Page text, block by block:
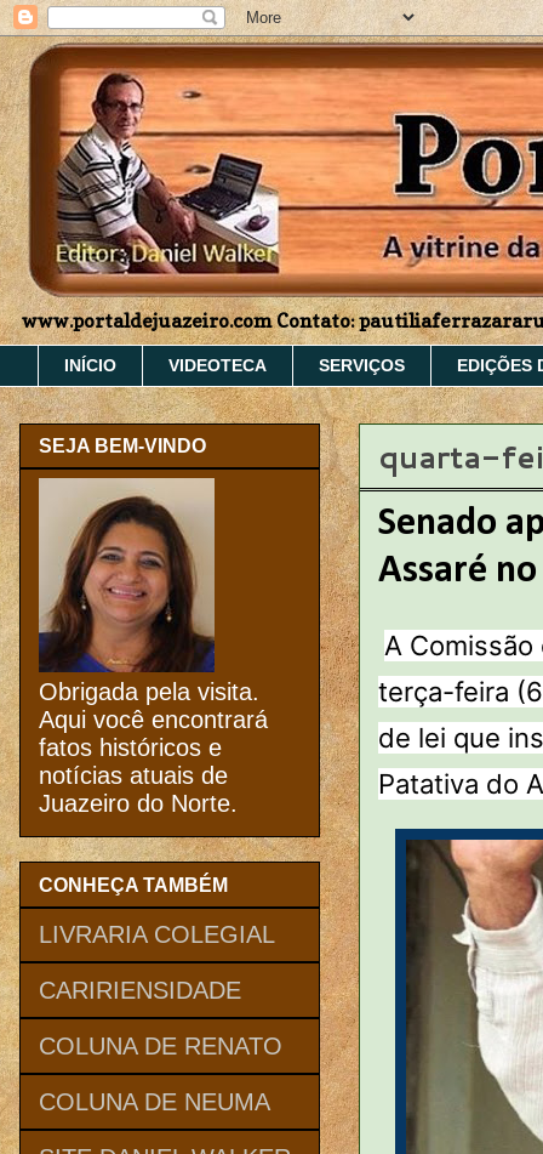
www.portaldejuazeiro.com Contato:
INÍCIO VIDEOTECA SERVIÇOS EDIÇÕES
quarta-
Senado
Assaré
A
terça-feira
de lei que
Patativa do
SEJA BEM-VINDO
Obrigada pela visita.
Aqui você encontrará
fatos históricos e
notícias atuais de
Juazeiro do Norte.
CONHEÇA TAMBÉM
LIVRARIA COLEGIAL
CARIRIENSIDADE
COLUNA DE RENATO
COLUNA DE NEUMA